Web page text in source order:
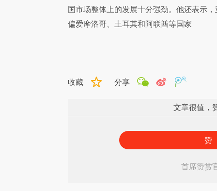
国市场整体上的发展十分强劲。他还表示
偏爱摩洛哥、土耳其和阿联酋等国家
收藏 分享
文章很值，
赞
首席赞赏